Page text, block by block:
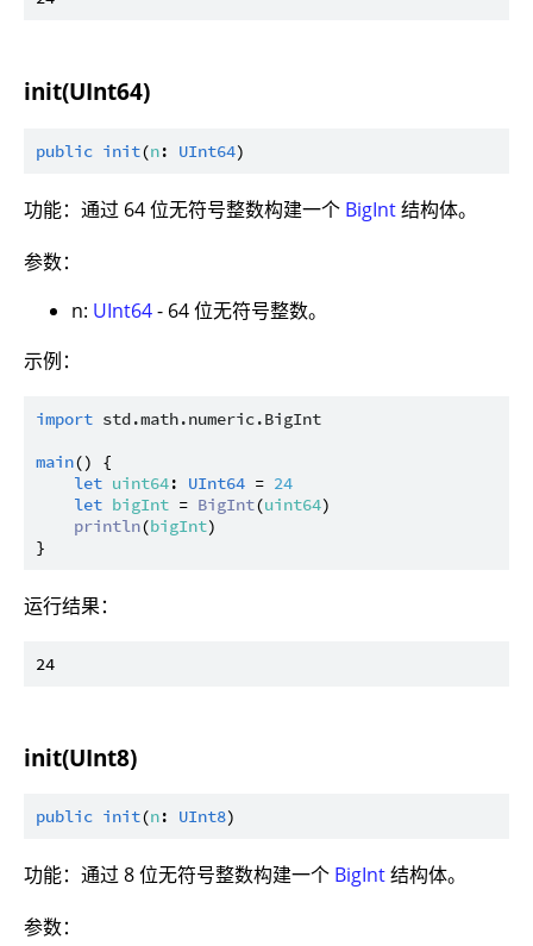
init(UInt64)
public init(n: UInt64
功能：通过 64 位无符号整数构建一个 BigInt结构体。
参数：
n: UInt64- 64 位无符号整数。
示例：
import std.math.numeric.BigInt
main() {
let uint64: UInt64 = 24
let bigInt = BigInt(uint64)
println(bigInt)
运行结果：
init(UInt8)
public init(n: UInt8
功能：通过 8 位无符号整数构建一个 BigInt结构体。
参数：